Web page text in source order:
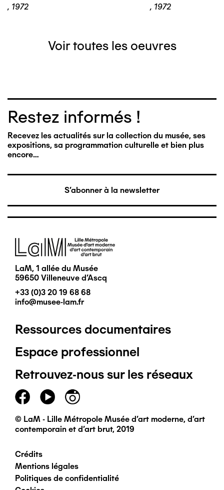
, 1972
, 1972
Voir toutes les oeuvres
Restez informés !
Recevez les actualités sur la collection du musée, ses
expositions, sa programmation culturelle et bien plus
encore…
S'abonner à la newsletter
Image
LaM, 1 allée du Musée
59650 Villeneuve d'Ascq
+33 (0)3 20 19 68 68
info@musee-lam.fr
Pied
de
page
principal
Ressources documentaires
Espace professionnel
Retrouvez-nous sur les réseaux
© LaM - Lille Métropole Musée d'art moderne, d'art
contemporain et d'art brut, 2019
Pied
Crédits
Mentions légales
Politiques de confidentialité